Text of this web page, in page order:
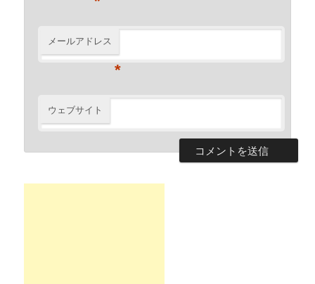
メールアドレス
*
ウェブサイト